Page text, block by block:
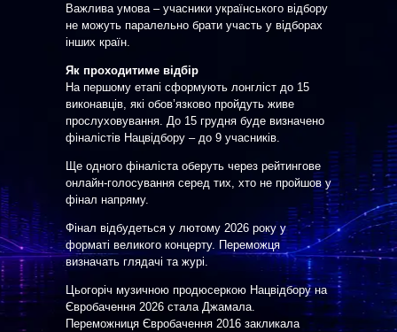
Важлива умова – учасники українського відбору
не можуть паралельно брати участь у відборах
інших країн.
Як проходитиме відбір
На першому етапі сформують лонгліст до 15
виконавців, які обов’язково пройдуть живе
прослуховування. До 15 грудня буде визначено
фіналістів Нацвідбору – до 9 учасників.
Ще одного фіналіста оберуть через рейтингове
онлайн-голосування серед тих, хто не пройшов у
фінал напряму.
Фінал відбудеться у лютому 2026 року у
форматі великого концерту. Переможця
визначать глядачі та журі.
Цьогоріч музичною продюсеркою Нацвідбору на
Євробачення 2026 стала Джамала.
Переможниця Євробачення 2016 закликала